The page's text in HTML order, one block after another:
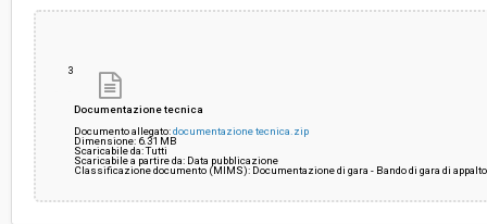
3
Documentazione tecnica
Documento allegato:documentazione tecnica.zip
Dimensione: 6.31 MB
Scaricabile da: Tutti
Scaricabile a partire da: Data pubblicazione
Classificazione documento (MIMS): Documentazione di gara - Bando di gara di